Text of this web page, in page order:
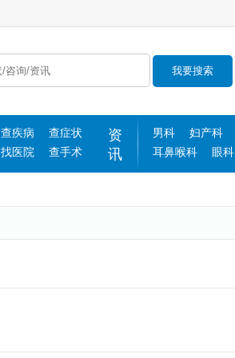
我要搜索
查疾病
查症状
找医院 查手术
资
讯
男科 妇产科
耳鼻喉科
眼科